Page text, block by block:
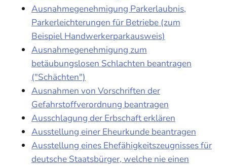
Ausnahmegenehmigung Parkerlaubnis,
Parkerleichterungen für Betriebe (zum
Beispiel Handwerkerparkausweis)
Ausnahmegenehmigung zum
betäubungslosen Schlachten beantragen
("Schächten")
Ausnahmen von Vorschriften der
Gefahrstoffverordnung beantragen
Ausschlagung der Erbschaft erklären
Ausstellung einer Eheurkunde beantragen
Ausstellung eines Ehefähigkeitszeugnisses für
deutsche Staatsbürger, welche nie einen